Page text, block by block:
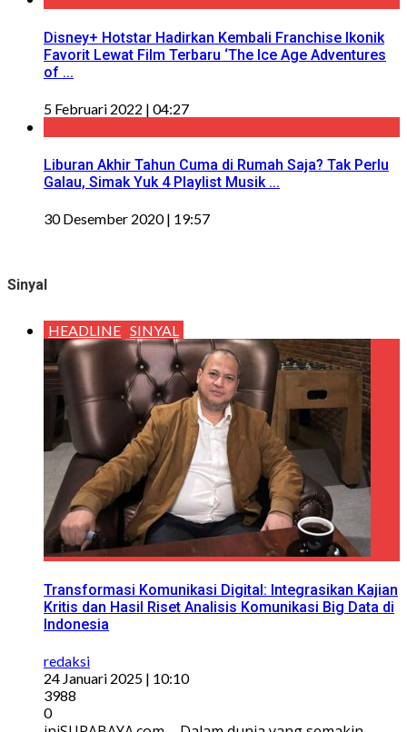
Disney+ Hotstar Hadirkan Kembali Franchise Ikonik
Favorit Lewat Film Terbaru ‘The Ice Age Adventures
of ...
5 Februari 2022 | 04:27
Liburan Akhir Tahun Cuma di Rumah Saja? Tak Perlu
Galau, Simak Yuk 4 Playlist Musik ...
30 Desember 2020 | 19:57
Sinyal
HEADLINE SINYAL
Transformasi Komunikasi Digital: Integrasikan Kajian
Kritis dan Hasil Riset Analisis Komunikasi Big Data di
Indonesia
redaksi
24 Januari 2025 | 10:10
3988
0